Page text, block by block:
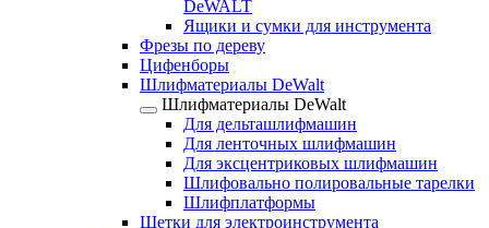
DeWALT
Ящики и сумки для инструмента
Фрезы по дереву
Цифенборы
Шлифматериалы DeWalt
Шлифматериалы DeWalt
Для дельташлифмашин
Для ленточных шлифмашин
Для эксцентриковых шлифмашин
Шлифовально полировальные тарелки
Шлифплатформы
Щетки для электроинструмента